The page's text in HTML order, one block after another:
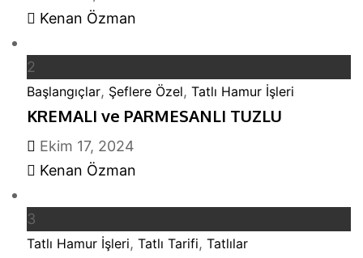
Kenan Özman
2
Başlangıçlar, Şeflere Özel, Tatlı Hamur İşleri
KREMALI ve PARMESANLI TUZLU
Ekim 17, 2024
Kenan Özman
3
Tatlı Hamur İşleri, Tatlı Tarifi, Tatlılar